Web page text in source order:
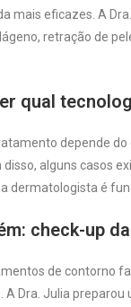
mais eficazes. A
retração de
qual
depende do
disso, alguns casos
dermatologista é
check-up
de contorno
A Dra. Julia